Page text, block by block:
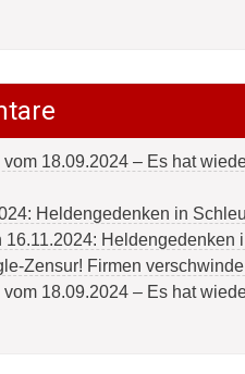
18.09.2024 – Es hat
Heldengedenken in
16.11.2024: Heldengedenken
Zensur! Firmen
18.09.2024 – Es hat